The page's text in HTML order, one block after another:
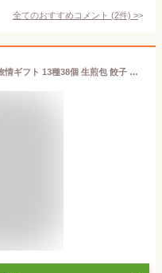
全てのおすすめコメント (2件) >
横浜中華街 王府井 香港 上海 台湾旅情ギフト 13種38個 生煎包 餃子 焼売 胡椒餅 叉焼メロンパン 肉まん 中華まん 冷凍食品 国内製造 化粧箱